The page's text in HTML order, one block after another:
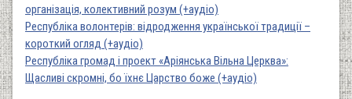
організація, колективний розум (+аудіо)
Республіка волонтерів: відродження української традиції –
короткий огляд (+аудіо)
Республіка громад і проект «Аріянська Вільна Церква»:
Щасливі скромні, бо їхнє Царство боже (+аудіо)